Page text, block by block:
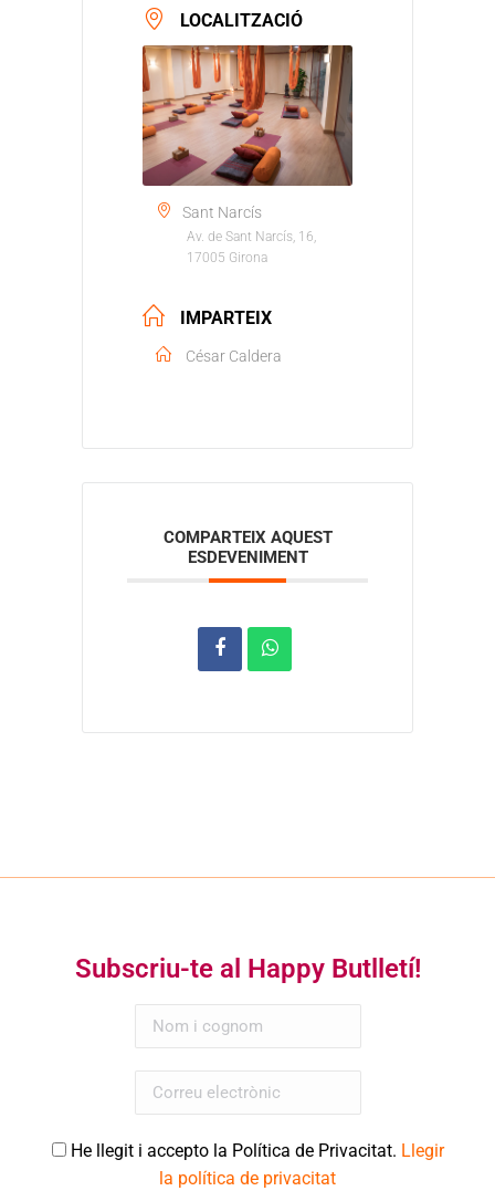
LOCALITZACIÓ
Sant Narcís
Av. de Sant Narcís, 16,
17005 Girona
IMPARTEIX
César Caldera
COMPARTEIX AQUEST
ESDEVENIMENT
Subscriu-te al Happy Butlletí!
He llegit i accepto la Política de Privacitat. Llegir
la política de privacitat